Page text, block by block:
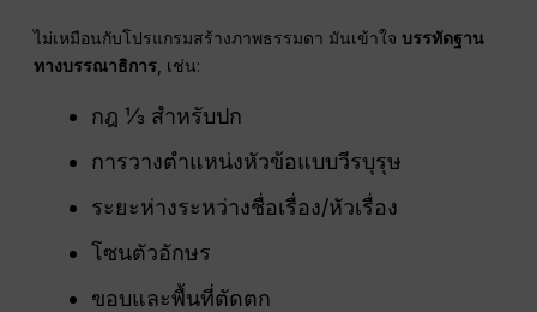
ไม่เหมือนกับโปรแกรมสร้างภาพธรรมดา มันเข้าใจบรรทัดฐาน
ทางบรรณาธิการ , เช่น:
กฎ ⅓ สำหรับปก
การวางตำแหน่งหัวข้อแบบวีรบุรุษ
ระยะห่างระหว่างชื่อเรื่อง/หัวเรื่อง
โซนตัวอักษร
ขอบและพื้นที่ตัดตก